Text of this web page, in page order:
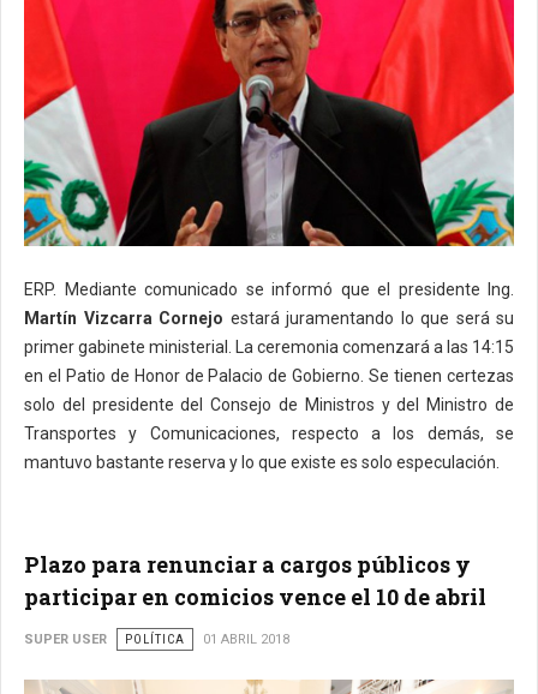
ERP. Mediante comunicado se informó que el presidente Ing.
Martín Vizcarra Cornejo estará juramentando lo que será su
primer gabinete ministerial. La ceremonia comenzará a las 14:15
en el Patio de Honor de Palacio de Gobierno. Se tienen certezas
solo del presidente del Consejo de Ministros y del Ministro de
Transportes y Comunicaciones, respecto a los demás, se
mantuvo bastante reserva y lo que existe es solo especulación.
Plazo para renunciar a cargos públicos y
participar en comicios vence el 10 de abril
SUPER USER POLÍTICA 01 ABRIL 2018